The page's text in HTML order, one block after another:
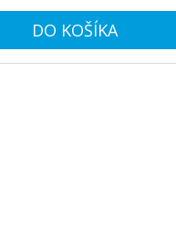
DO KOŠÍKA